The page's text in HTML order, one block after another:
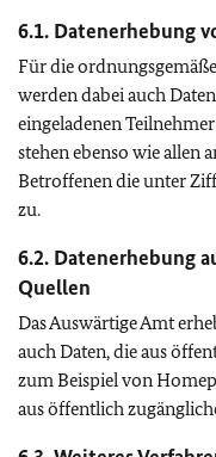
6.1. Datenerhebung
Für die
werden dabei auch
eingeladenen
stehen ebenso wie allen
Betroffenen die unter
zu.
6.2. Datenerhebung
Quellen
Das Auswärtige Amt
auch Daten, die aus
zum Beispiel von
aus öffentlich